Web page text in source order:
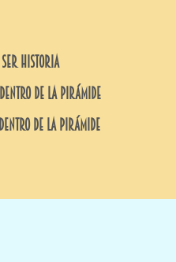
SER HISTORIA
DENTRO DE LA PIRÁMIDE
DENTRO DE LA PIRÁMIDE